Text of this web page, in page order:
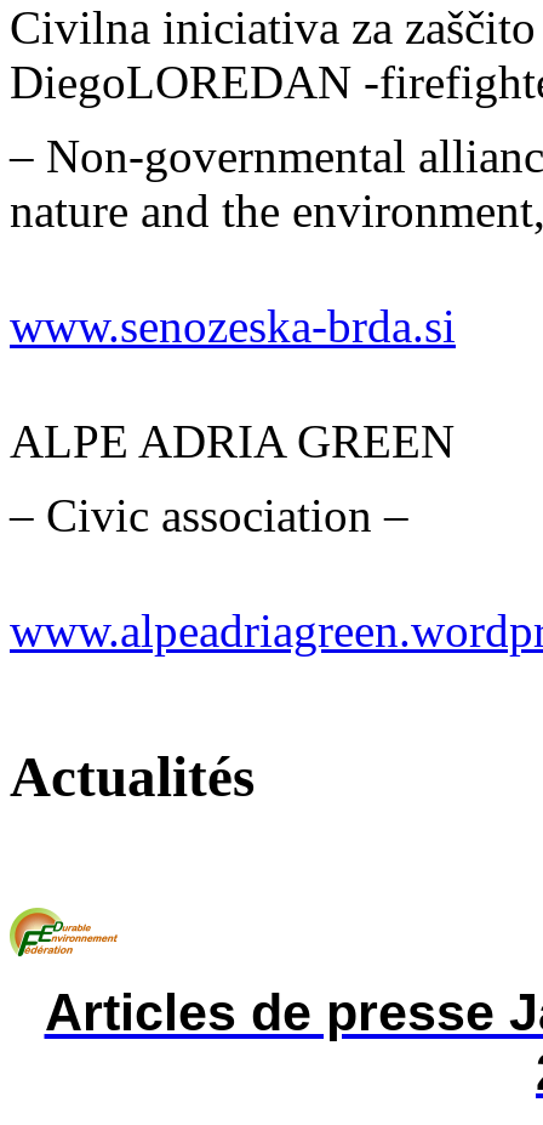
Civilna iniciativa za
DiegoLOREDAN -
– Non-governmental
nature and the
www.senozeska-brda.si
ALPE ADRIA GREEN
– Civic association –
Actualités
Articles de presse